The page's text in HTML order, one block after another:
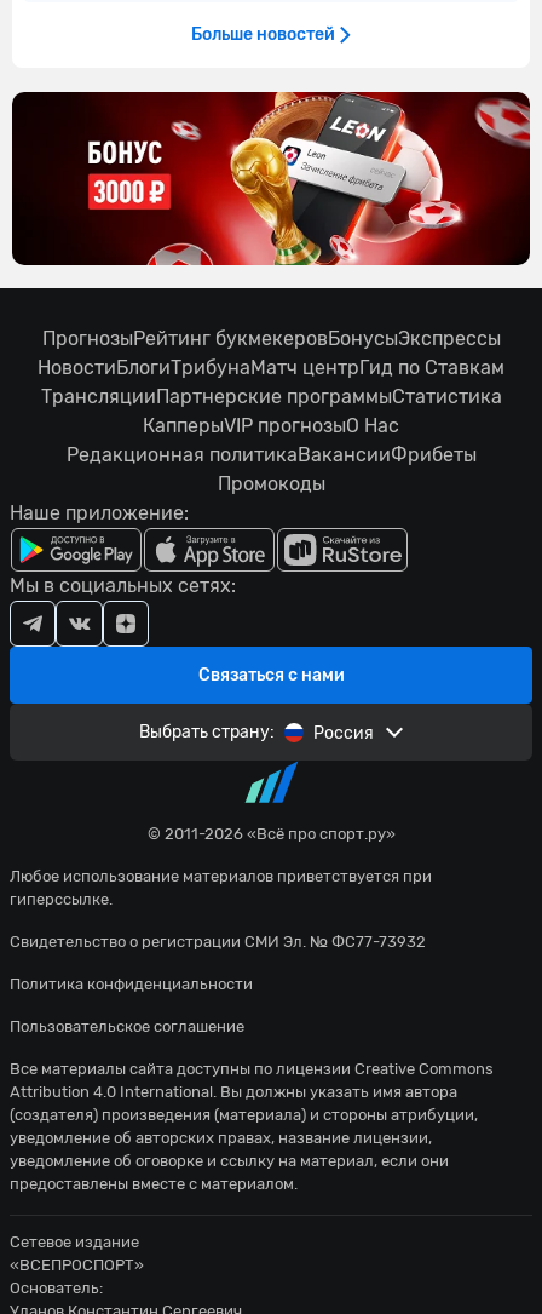
Больше новостей
© 2011-2026 «Всё про спорт.ру»
Любое использование материалов приветствуется при
гиперссылке.
Свидетельство о регистрации СМИ Эл. № ФС77-73932
Политика конфиденциальности
Пользовательское соглашение
ПрогнозыРейтинг букмекеровБонусыЭкспрессы
НовостиБлогиТрибунаМатч центрГид по Ставкам
ТрансляцииПартнерские программыСтатистика
КапперыVIP прогнозыО Нас
Редакционная политикаВакансииФрибеты
Промокоды
Наше приложение:
Связаться с нами
Мы в социальных сетях:
Выбрать страну: Россия
Все материалы сайта доступны по лицензии Creative Commons
Attribution 4.0 International. Вы должны указать имя автора
(создателя) произведения (материала) и стороны атрибуции,
уведомление об авторских правах, название лицензии,
уведомление об оговорке и ссылку на материал, если они
предоставлены вместе с материалом.
Сетевое издание
«ВСЕПРОСПОРТ»
Основатель: